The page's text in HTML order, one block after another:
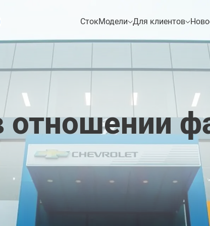
СтокМодели
Tiggo 7
Для клиентов
ТЕСТ-ДРАЙВ
обслуживание
Trade-in
отношении